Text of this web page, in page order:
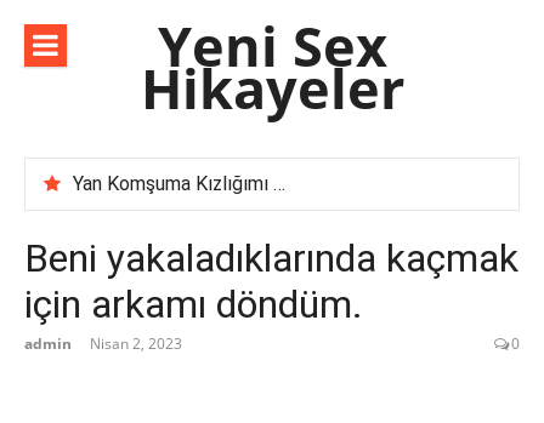
Yeni Sex
Hikayeler
Yan Komşuma Kızlığımı Bozdurdum – Cesur Hikaye
Komşu İlişkilerinde Şule Ablayı Kocasıyla Yaşadığımız Deneyimler
‘Evli Çift ile Yaşadığım Deneyimi Anlatıyorum | Unutulmaz Bir Anı’
Beni yakaladıklarında kaçmak
için arkamı döndüm.
admin Nisan 2, 2023 0